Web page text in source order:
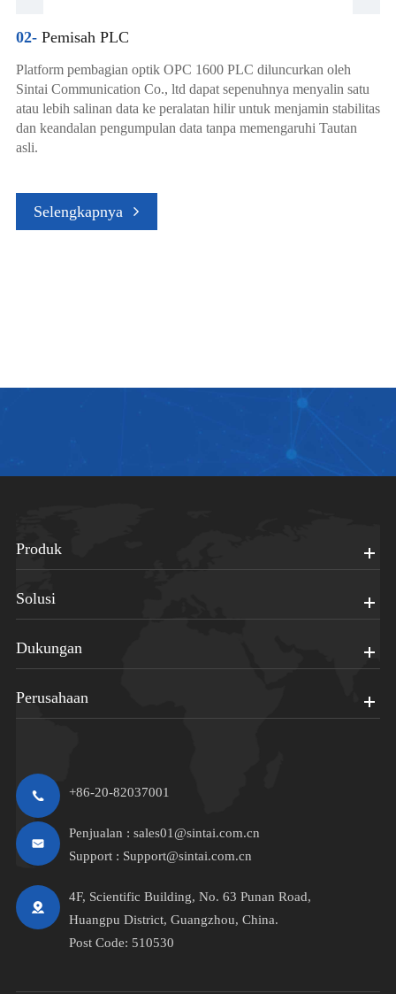
02-Pemisah PLC
Platform pembagian optik OPC 1600 PLC diluncurkan oleh
Sintai Communication Co., ltd dapat sepenuhnya menyalin satu
atau lebih salinan data ke peralatan hilir untuk menjamin stabilitas
dan keandalan pengumpulan data tanpa memengaruhi Tautan
asli.
Selengkapnya
Produk
Solusi
Dukungan
Perusahaan
+86-20-82037001
Penjualan : sales01@sintai.com.cn
Support : Support@sintai.com.cn
4F, Scientific Building, No. 63 Punan Road,
Huangpu District, Guangzhou, China.
Post Code: 510530